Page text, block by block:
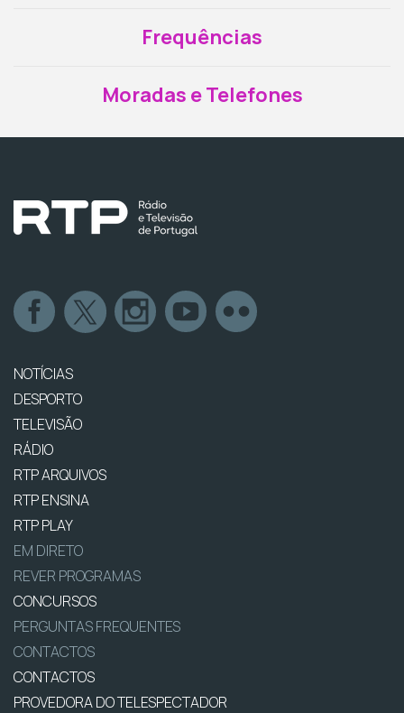
Frequências
Moradas e Telefones
NOTÍCIAS
DESPORTO
TELEVISÃO
RÁDIO
RTP ARQUIVOS
RTP ENSINA
RTP PLAY
EM DIRETO
REVER PROGRAMAS
CONCURSOS
PERGUNTAS FREQUENTES
CONTACTOS
CONTACTOS
PROVEDORA DO TELESPECTADOR